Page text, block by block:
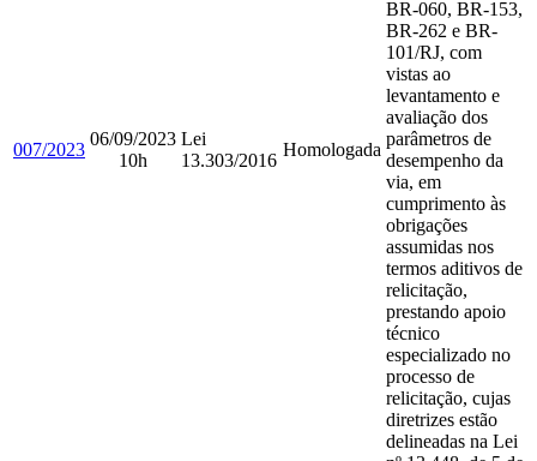
007/2023
06/09/2023
10h
Lei
13.303/2016
Homologada
BR-060, BR-153,
BR-262 e BR-
101/RJ, com
vistas ao
levantamento e
avaliação dos
parâmetros de
desempenho da
via, em
cumprimento às
obrigações
assumidas nos
termos aditivos de
relicitação,
prestando apoio
técnico
especializado no
processo de
relicitação, cujas
diretrizes estão
delineadas na Lei